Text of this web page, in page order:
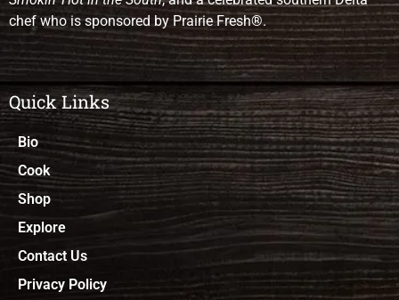
chef who is sponsored by Prairie Fresh®.
Quick Links
Bio
Cook
Shop
Explore
Contact Us
Privacy Policy